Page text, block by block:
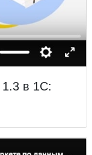
в 1С: